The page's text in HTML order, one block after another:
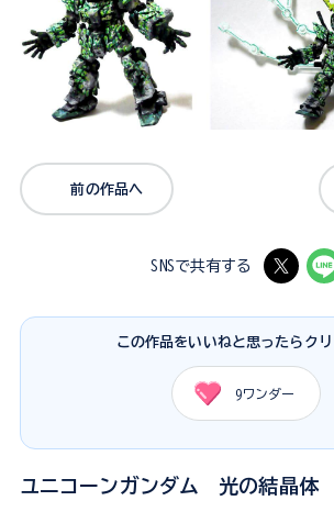
前の作品へ
SNSで共有する
この作品をいいねと思ったらクリ
9ワンダー
ユニコーンガンダム 光の結晶体